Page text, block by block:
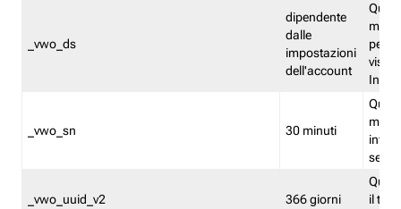
_vwo_ds
dipendente
dalle
impostazioni
dell'account
_vwo_sn 30 minuti
_vwo_uuid_v2 366 giorni
il